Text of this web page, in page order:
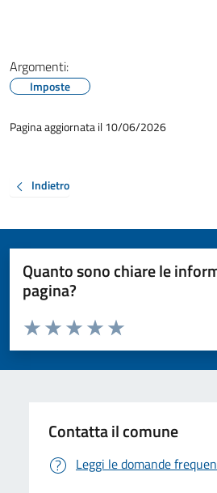
Argomenti:
Imposte
Pagina aggiornata il 10/06/2026
Indietro
Quanto sono chiare le
pagina?
Valuta da 1 a 5 stelle la pagina
Valuta 5 stelle su 5
Valuta 4 stelle su 5
Valuta 3 stelle su 5
Valuta 2 stelle su 5
Valuta 1 stelle su 5
Contatta il comune
Leggi le domande